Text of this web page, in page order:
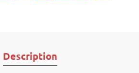
Description